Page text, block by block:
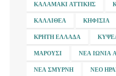
ΚΑΛΑΜΆΚΙ ΑΤΤΙΚΉΣ
ΚΑΛΛΙΘΈΑ ΚΗΦΙΣΙΆ
ΚΡΉΤΗ ΕΛΛΆΔΑ
ΜΑΡΟΎΣΙ ΝΈΑ ΙΩΝΊΑ
ΝΈΑ ΣΜΎΡΝΗ ΝΈΟ